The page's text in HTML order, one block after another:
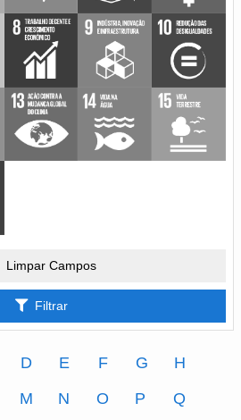
Limpar Campos
Filtrar
D E F G
H
M N O P
Q